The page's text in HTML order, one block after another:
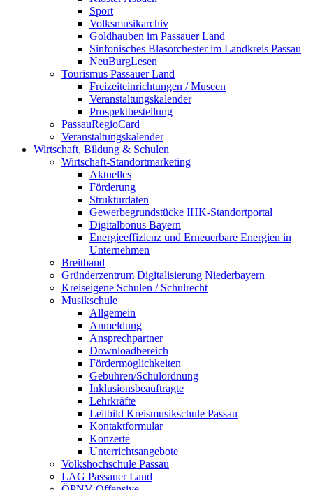
Sport
Volksmusikarchiv
Goldhauben im Passauer Land
Sinfonisches Blasorchester im Landkreis Passau
NeuBurgLesen
Tourismus Passauer Land
Freizeiteinrichtungen / Museen
Veranstaltungskalender
Prospektbestellung
PassauRegioCard
Veranstaltungskalender
Wirtschaft, Bildung & Schulen
Wirtschaft-Standortmarketing
Aktuelles
Förderung
Strukturdaten
Gewerbegrundstücke IHK-Standortportal
Digitalbonus Bayern
Energieeffizienz und Erneuerbare Energien in
Unternehmen
Breitband
Gründerzentrum Digitalisierung Niederbayern
Kreiseigene Schulen / Schulrecht
Musikschule
Allgemein
Anmeldung
Ansprechpartner
Downloadbereich
Fördermöglichkeiten
Gebühren/Schulordnung
Inklusionsbeauftragte
Lehrkräfte
Leitbild Kreismusikschule Passau
Kontaktformular
Konzerte
Unterrichtsangebote
Volkshochschule Passau
LAG Passauer Land